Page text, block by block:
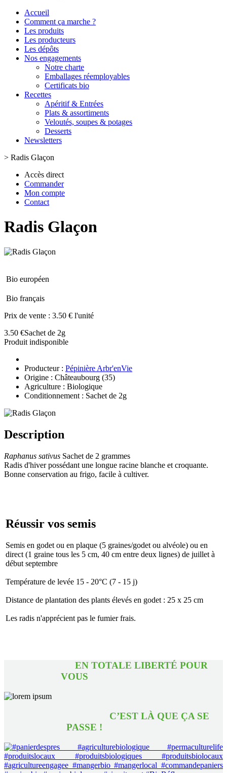
Accueil
Comment ça marche ?
Les produits
Les producteurs
Les dépôts
Nos engagements
Notre charte
Emballages réemployables
Certificats bio
Recettes
Apéritif & Entrées
Plats & assortiments
Veloutés, soupes & potages
Desserts
Newsletters
> Radis Glaçon
Accès direct
Commander
Mon compte
Contact
Radis Glaçon
Bio européen
Bio français
Prix de vente : 3.50 € l'unité
3.50 €Sachet de 2g
Produit indisponible
Producteur : Pépinière Arbr'enVie
Origine : Châteaubourg (35)
Agriculture : Biologique
Conditionnement : Sachet de 2g
Description
Raphanus sativus Sachet de 2 grammes
Radis d'hiver possédant une longue racine blanche et croquante.
Bonne conservation au frigo, facile à cultiver.
Réussir vos semis
Semis en godet ou en plaque (5 graines/godet ou alvéole) ou en
direct (1 graine tous les 5 cm, 40 cm entre deux lignes) de juillet à
début septembre
Température de levée 15 - 20°C (7 - 15 j)
Distance de plantation des plants élevés en godet : 25 x 25 cm
Les radis n'apprécient pas le fumier frais.
EN TOTALE LIBERTÉ POUR
VOUS
C’EST LÀ QUE ÇA SE
PASSE !